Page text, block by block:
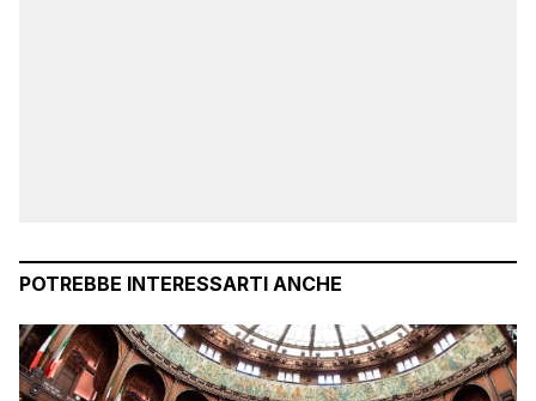
POTREBBE INTERESSARTI ANCHE